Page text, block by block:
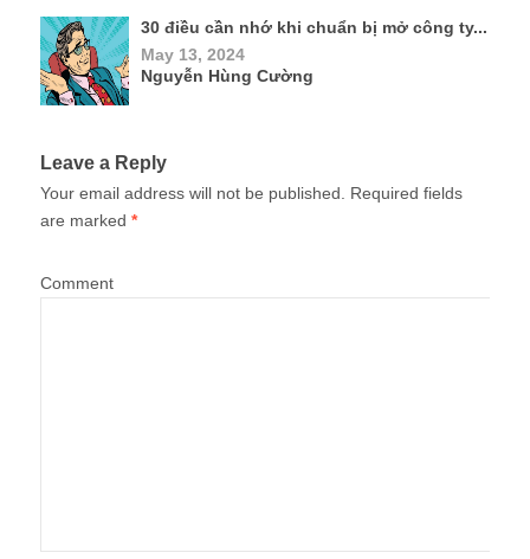
30 điều cần nhớ khi chuẩn bị mở công ty...
May 13, 2024
Nguyễn Hùng Cường
Leave a Reply
Your email address will not be published.
Required fields
are marked *
Comment